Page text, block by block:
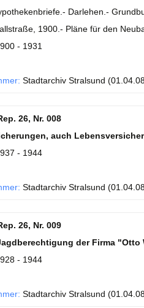
Darlehen.-
1900.- Pläne für den
- 1931
Stadtarchiv Stralsund
26, Nr. 008
auch
- 1944
Stadtarchiv Stralsund
26, Nr. 009
der Firma
- 1944
Stadtarchiv Stralsund